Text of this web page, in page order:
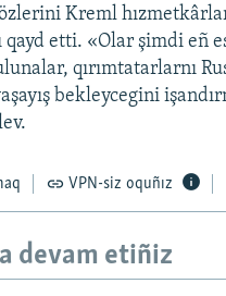
özlerini Kreml
qayd etti. «Olar şimdi eñ
qırımtatarlarnı
bekleycegini
VPN-siz oquñız
devam etiñiz